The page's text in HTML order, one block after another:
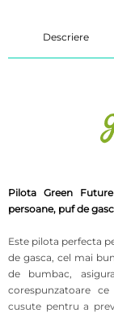
Descriere
Pilota Green
persoane, puf de
Este pilota perfecta
de gasca, cel mai
de bumbac,
corespunzatoare
cusute pentru a